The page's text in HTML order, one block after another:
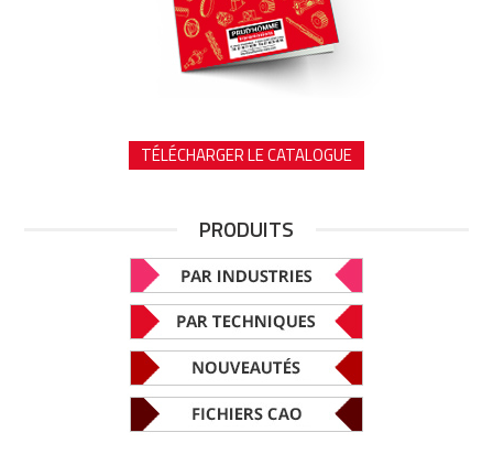
TÉLÉCHARGER LE CATALOGUE
PRODUITS